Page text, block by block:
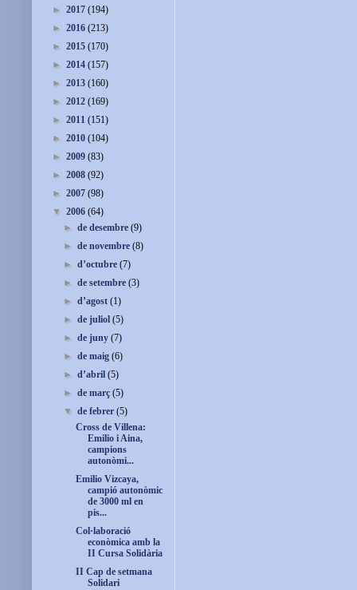
► 2017 (194)
► 2016 (213)
► 2015 (170)
► 2014 (157)
► 2013 (160)
► 2012 (169)
► 2011 (151)
► 2010 (104)
► 2009 (83)
► 2008 (92)
► 2007 (98)
▼ 2006 (64)
►de desembre(9)
►de novembre(8)
►d’octubre(7)
►de setembre(3)
►d’agost(1)
►de juliol(5)
►de juny(7)
►de maig(6)
►d’abril(5)
►de març(5)
▼de febrer(5)
Cross de Villena:
Emilio i Aina,
campions
autonòmi...
Emilio Vizcaya,
campió autonòmic
de 3000 ml en
pis...
Col·laboració
econòmica amb la
II Cursa Solidària
II Cap de setmana
Solidari